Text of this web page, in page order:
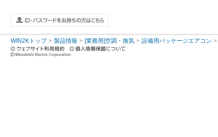
WIN2Kトップ 製品情報 [業務用]空調・換気 設備用パッケージエアコン